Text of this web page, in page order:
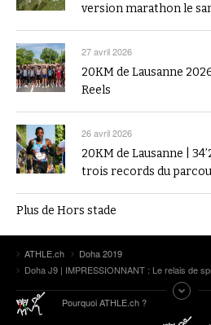
version marathon le
27 avril 2026
20KM de Lausanne
Reels
26 avril 2026
20KM de Lausanne |
trois records du
Plus de Hors stade
ATHLE.ch
Doha 2019
Doha J9 | IMPRESSIONNANT : Le relais de
Pourquoi ATHLE.ch ?